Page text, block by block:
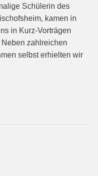
Schülerin des
kamen in
in Kurz-Vorträgen
zahlreichen
selbst erhielten wir